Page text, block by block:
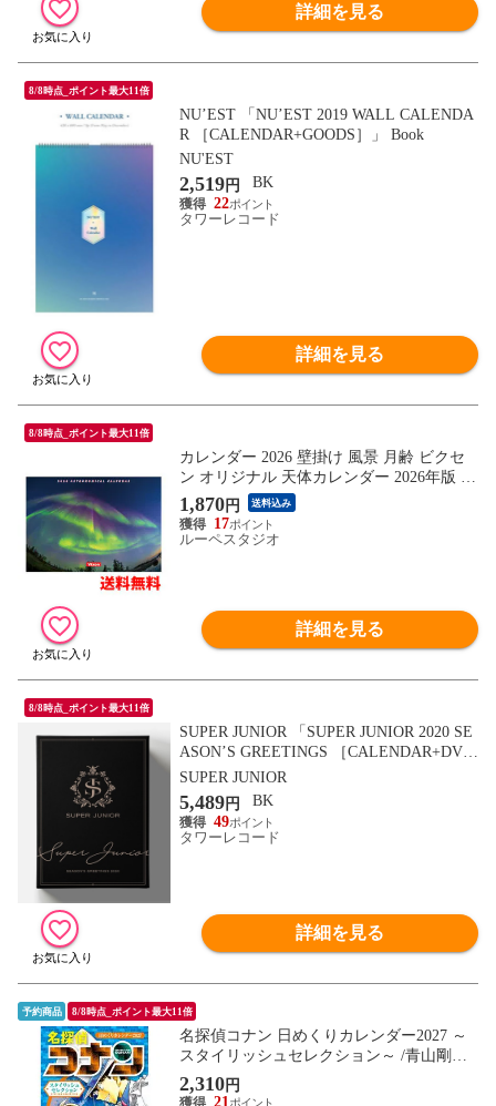
詳細を見る
8/8時点_ポイント最大11倍
NU’EST 「NU’EST 2019 WALL CALENDA
R ［CALENDAR+GOODS］」 Book
NU'EST
2,519円
BK
22
タワーレコード
詳細を見る
8/8時点_ポイント最大11倍
カレンダー 2026 壁掛け 風景 月齢 ビクセ
ン オリジナル 天体カレンダー 2026年版 A
3 見開き 天体写真 天体情報 ガイドブック
月の満ち欠け VIXEN 天体観望 月 惑星 天
体観測 おしゃれ 宙ガール 宇宙
1,870円 送料込み
17
ルーペスタジオ
詳細を見る
8/8時点_ポイント最大11倍
SUPER JUNIOR 「SUPER JUNIOR 2020 SE
ASON’S GREETINGS ［CALENDAR+DVD
+GOODS］」 Book
SUPER JUNIOR
5,489円
BK
49
タワーレコード
詳細を見る
予約商品 8/8時点_ポイント最大11倍
名探偵コナン 日めくりカレンダー2027 ～
スタイリッシュセレクション～ /青山剛昌
著
2,310円
21